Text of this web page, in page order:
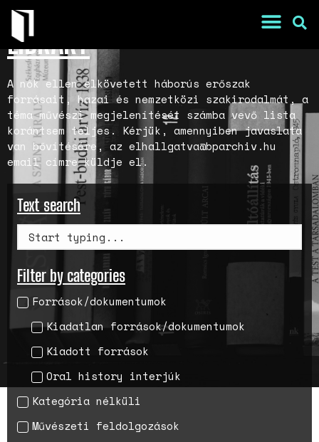
War Is a Male Game
Zweiter Weltkrieg: Sexuelle
Gewalt als Kriegswaffe
A háborús nemi erőszak és a
nőgyógyász lobbi hatása a
születésszabályozási
rendszerre
robot idején
LIBRARY
A nők ellen elkövetett háborús erőszak
forrásait, hazai és nemzetközi szakirodalmát, a
téma művészi megjelenítését számba vevő lista
korántsem teljes. Kérjük, amennyiben javaslata
van bővítésére, az elhallgatva@bparchiv.hu
email címre küldje el.
Text search
Filter by categories
Források/dokumentumok
Kiadatlan források/dokumentumok
Kiadott források
Oral history interjúk
Kategória nélküli
Művészeti feldolgozások